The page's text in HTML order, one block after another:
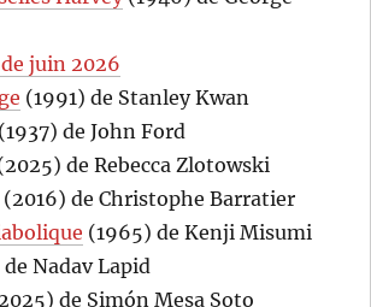
juin 2026
(1991) de Stanley Kwan
(1937) de John Ford
de Rebecca Zlotowski
(2016) de Christophe Barratier
(1965) de Kenji Misumi
Nadav Lapid
de Simón Mesa Soto